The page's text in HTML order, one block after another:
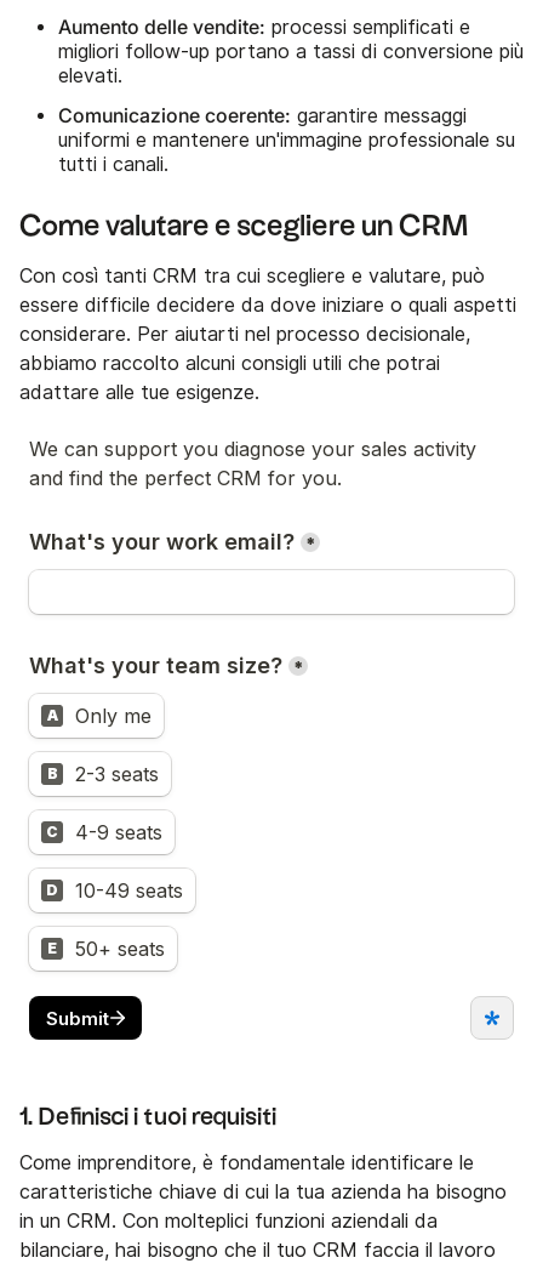
Aumento delle vendite: processi semplificati e
migliori follow-up portano a tassi di conversione più
elevati.
Comunicazione coerente: garantire messaggi
uniformi e mantenere un'immagine professionale su
tutti i canali.
Come valutare e scegliere un CRM
Con così tanti CRM tra cui scegliere e valutare, può
essere difficile decidere da dove iniziare o quali aspetti
considerare. Per aiutarti nel processo decisionale,
abbiamo raccolto alcuni consigli utili che potrai
adattare alle tue esigenze.
1. Definisci i tuoi requisiti
Come imprenditore, è fondamentale identificare le
caratteristiche chiave di cui la tua azienda ha bisogno
in un CRM. Con molteplici funzioni aziendali da
bilanciare, hai bisogno che il tuo CRM faccia il lavoro